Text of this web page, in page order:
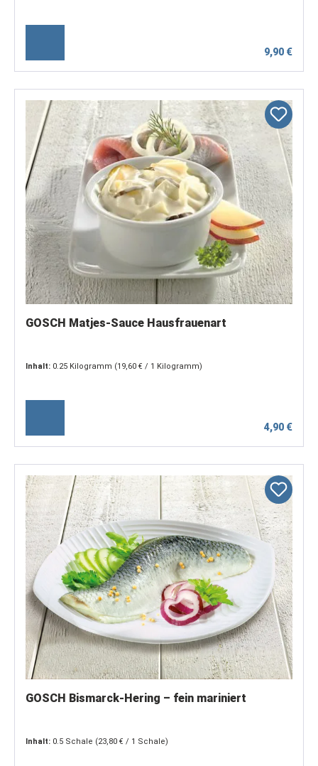
9,90 €
GOSCH Matjes-Sauce Hausfrauenart
Inhalt: 0.25 Kilogramm (19,60 € / 1 Kilogramm)
4,90 €
GOSCH Bismarck-Hering – fein mariniert
Inhalt: 0.5 Schale (23,80 € / 1 Schale)